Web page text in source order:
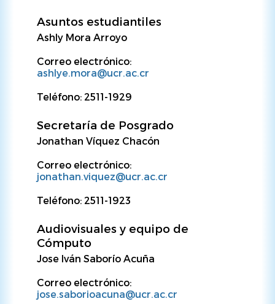
Asuntos estudiantiles
Ashly Mora Arroyo
Correo electrónico:
ashlye.mora@ucr.ac.cr
Teléfono: 2511-1929
Secretaría de Posgrado
Jonathan Víquez Chacón
Correo electrónico:
jonathan.viquez@ucr.ac.cr
Teléfono: 2511-1923
Audiovisuales y equipo de
Cómputo
Jose Iván Saborío Acuña
Correo electrónico:
jose.saborioacuna@ucr.ac.cr